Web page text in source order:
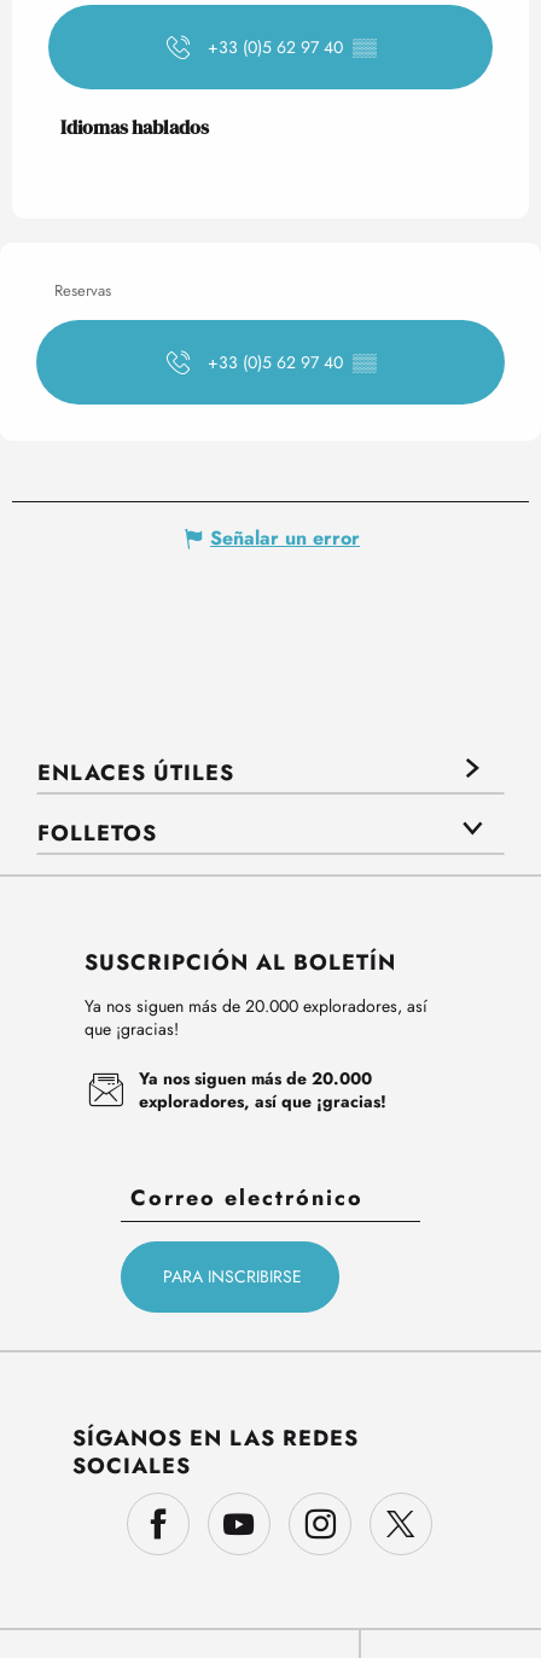
+33 (0)5 62 97 40 ▒▒
Idiomas hablados
Idiomas hablados
Reservas
+33 (0)5 62 97 40 ▒▒
Señalar un error
ENLACES ÚTILES
FOLLETOS
SUSCRIPCIÓN AL BOLETÍN
Ya nos siguen más de 20.000 exploradores, así
que ¡gracias!
Ya nos siguen más de 20.000
exploradores, así que ¡gracias!
SÍGANOS EN LAS REDES
SOCIALES